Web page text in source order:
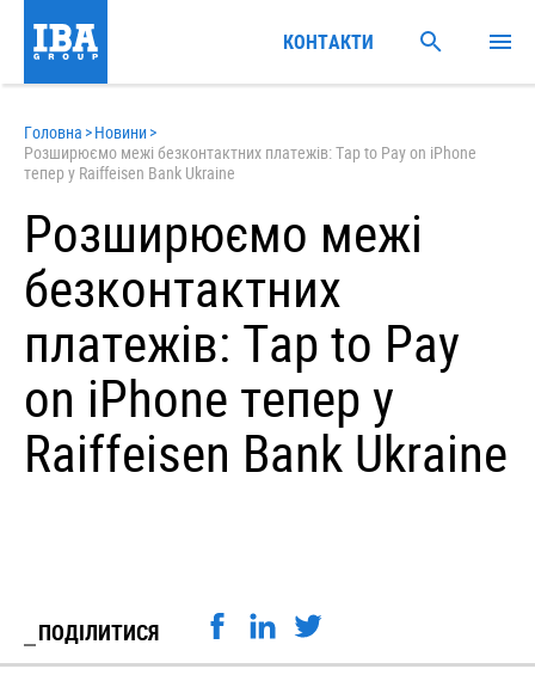
Головна >Новини>
Розширюємо межі безконтактних платежів: Tap to Pay on iPhone
тепер у Raiffeisen Bank Ukraine
Розширюємо межі
безконтактних
платежів: Tap to Pay
on iPhone тепер у
Raiffeisen Bank Ukraine
ПОДІЛИТИСЯ
КОНТАКТИ